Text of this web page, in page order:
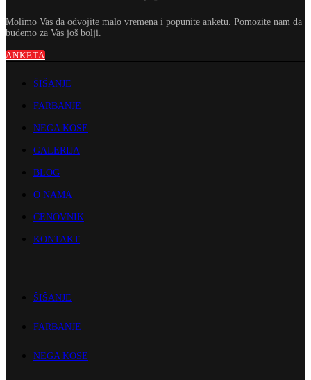
Molimo Vas da odvojite malo vremena i popunite anketu. Pomozite nam da
budemo za Vas još bolji.
ANKETA
ŠIŠANJE
FARBANJE
NEGA KOSE
GALERIJA
BLOG
O NAMA
CENOVNIK
KONTAKT
ŠIŠANJE
FARBANJE
NEGA KOSE